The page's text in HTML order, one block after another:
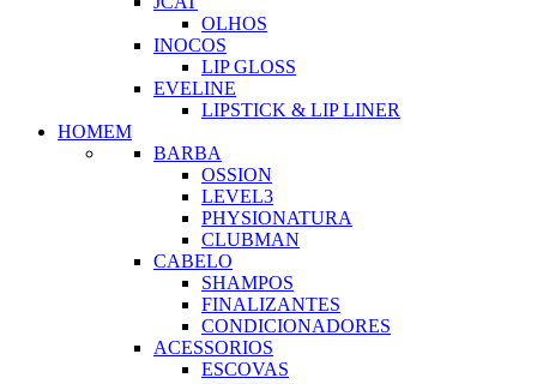
OLHOS
INOCOS
LIP GLOSS
EVELINE
LIPSTICK & LIP LINER
HOMEM
BARBA
OSSION
LEVEL3
PHYSIONATURA
CLUBMAN
CABELO
SHAMPOS
FINALIZANTES
CONDICIONADORES
ACESSORIOS
ESCOVAS